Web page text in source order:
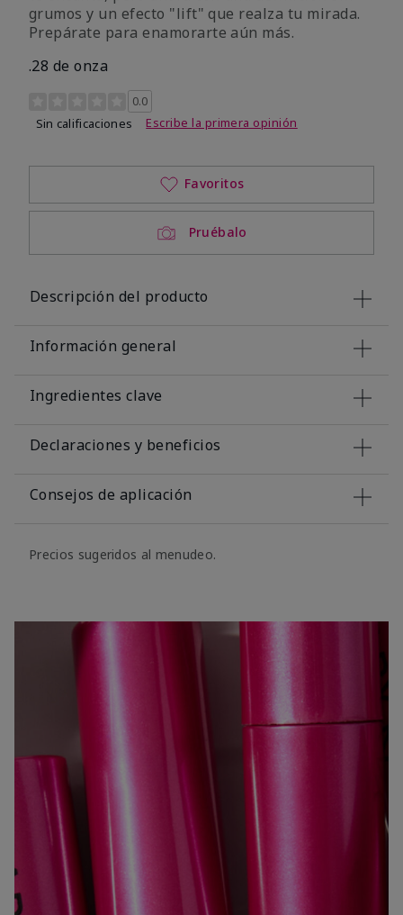
grumos y un efecto "lift" que realza tu mirada.
Prepárate para enamorarte aún más.
.28 de onza
Calificación de clientes de 3,4 de 5
0.0
Sin calificaciones
Escribe la primera opinión
Pruébalo
Favoritos
Descripción del producto
Información general
Ingredientes clave
Declaraciones y beneficios
Consejos de aplicación
Precios sugeridos al menudeo.